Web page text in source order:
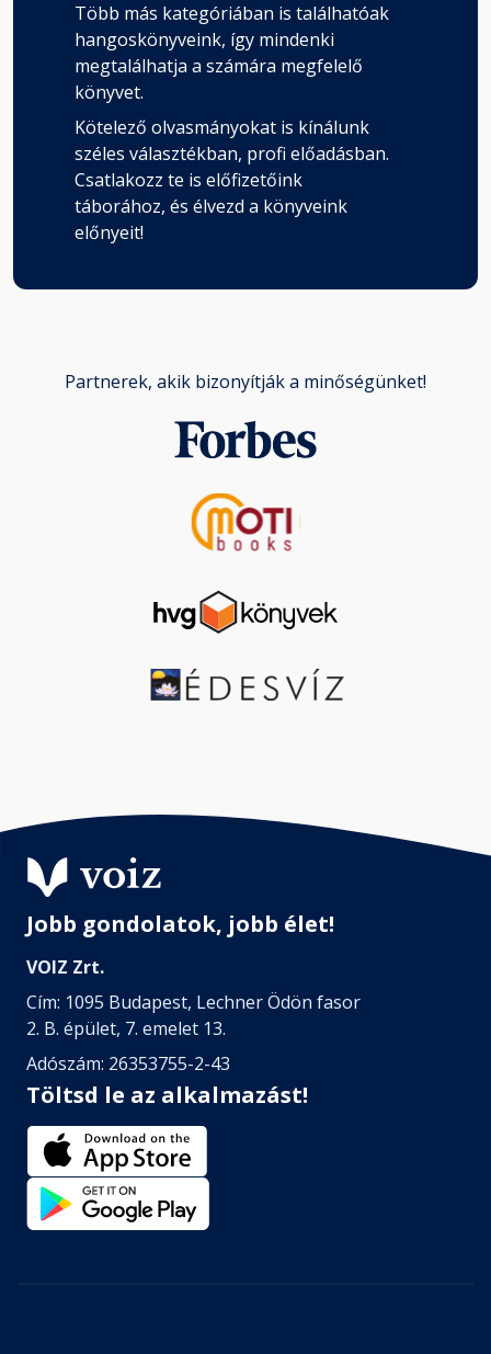
Több más kategóriában is találhatóak
hangoskönyveink, így mindenki
megtalálhatja a számára megfelelő
könyvet.
Kötelező olvasmányokat is kínálunk
széles választékban, profi előadásban.
Csatlakozz te is előfizetőink
táborához, és élvezd a könyveink
előnyeit!
Partnerek, akik bizonyítják a minőségünket!
Jobb gondolatok, jobb élet!
VOIZ Zrt.
Cím: 1095 Budapest, Lechner Ödön fasor
2. B. épület, 7. emelet 13.
Adószám: 26353755-2-43
Töltsd le az alkalmazást!